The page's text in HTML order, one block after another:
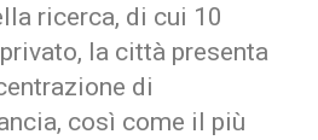
ricerca, di cui 10
la città presenta
di
così come il più